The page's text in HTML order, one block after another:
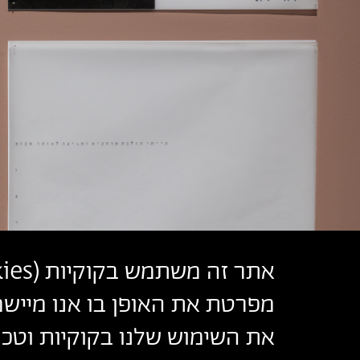
אתר זה משתמש בקוקיות (
מפרטת את האופן בו אנו
את השימוש שלנו בקוקיות